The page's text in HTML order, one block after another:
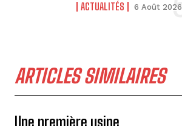
ACTUALITÉS 6 Août 2026
ARTICLES SIMILAIRES
Une première usine